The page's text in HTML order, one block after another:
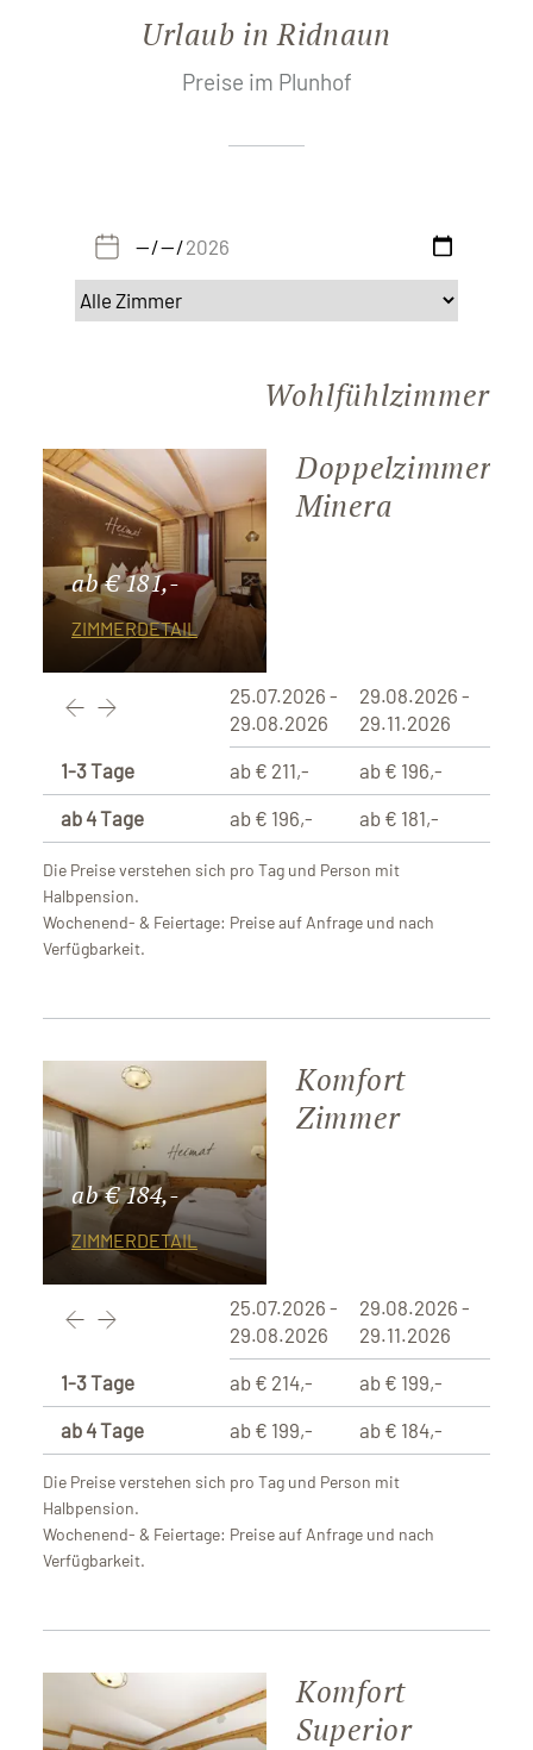
Urlaub in Ridnaun
Preise im Plunhof
Wohlfühlzimmer
ab € 181,-
ZIMMERDETAIL
Doppelzimmer
Minera
25.07.2026 -
29.08.2026
29.08.2026 -
29.11.2026
1-3 Tage
ab 4 Tage
ab € 211,-
ab € 196,-
ab € 196,-
ab € 181,-
Die Preise verstehen sich pro Tag und Person mit
Halbpension.
Wochenend- & Feiertage: Preise auf Anfrage und nach
Verfügbarkeit.
ab € 184,-
ZIMMERDETAIL
Komfort
Zimmer
25.07.2026 -
29.08.2026
29.08.2026 -
29.11.2026
1-3 Tage
ab 4 Tage
ab € 214,-
ab € 199,-
ab € 199,-
ab € 184,-
Die Preise verstehen sich pro Tag und Person mit
Halbpension.
Wochenend- & Feiertage: Preise auf Anfrage und nach
Verfügbarkeit.
Komfort
Superior